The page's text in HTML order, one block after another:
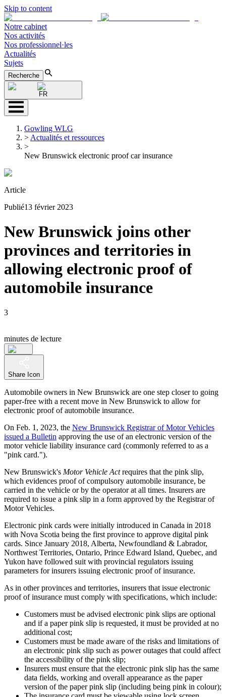
Skip to content
Notre cabinet
Nos activités
Nos professionnel·les
Actualités
Sujets
Recherche
FR
Gowling WLG
> Actualités et ressources
>
New Brunswick electronic proof car insurance
Article
Publié13 février 2023
New Brunswick joins other
provinces and territories in
allowing electronic proof of
automobile insurance
3
minutes de lecture
Share Icon
Automobile owners in New Brunswick are one step closer to going
paper-free with a recent move in New Brunswick to allow for
electronic proof of automobile insurance.
On Feb. 1, 2023, the New Brunswick Registrar of Motor Vehicles
issued a Bulletin approving the use of an electronic version of the
motor vehicle liability insurance card (commonly referred to as a
"pink card.").
New Brunswick's Motor Vehicle Actrequires that the pink slip,
which evidences proof of compulsory automobile insurance, be
carried in the vehicle or by the operator at all times. Insurers are
required to issue a pink slip in a form approved by the Registrar of
Motor Vehicles.
Electronic pink cards were initially introduced in Canada in 2018
with Nova Scotia being the first province to approve digital pink
cards. Since January 2018, Alberta, Newfoundland & Labrador,
Northwest Territories, Ontario, Prince Edward Island, Quebec, and
Yukon have followed suit with provincial regulators issuing
parameters for insurers issuing electronic proof of insurance.
As in other provinces and territories, insurers that issue electronic
proof of insurance must comply with specifications, which include:
Customers must be advised electronic pink slips are optional
and if a paper pink slip is requested, it must be provided at no
additional cost;
Customers must be made aware of the risks and limitations of
an electronic pink slip such as power outages that could affect
the accessibility of the pink slip;
Insurers must ensure that the electronic pink slip has the same
data fields, working and overall appearance as the paper
version of the paper pink slip (including being pink in colour);